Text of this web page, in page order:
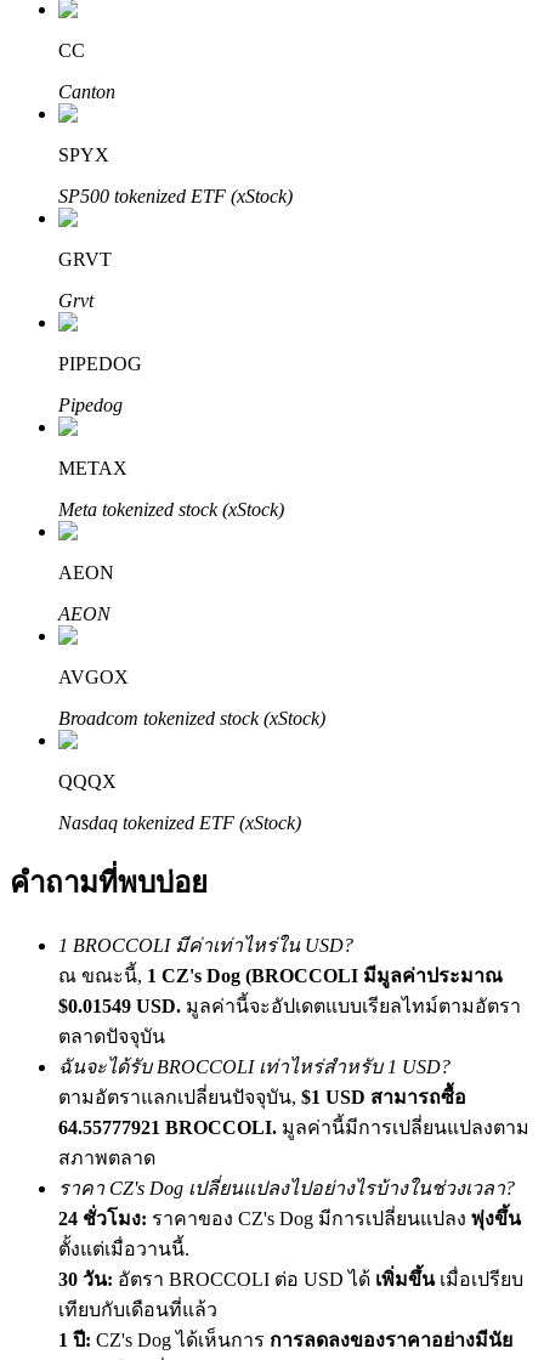
Bitrue
พันธมิตร Bitrue
พันธมิตร Bitrue
มากถึง 65% คอมมิชชั่น!
การแนะนำ
เชิญเพื่อนเพื่อรับรางวัลเงินสด
BTC Welcome Rewards
BTC Welcome Rewards
Deposit & Trade BTC to Share 25000 USDT prize pool!
Deposit CASHCAT & Win
CC
Canton
SPYX
SP500 tokenized ETF (xStock)
GRVT
Grvt
PIPEDOG
Pipedog
METAX
Meta tokenized stock (xStock)
AEON
AEON
AVGOX
Broadcom tokenized stock (xStock)
QQQX
Nasdaq tokenized ETF (xStock)
คำถามที่พบบ่อย
1 BROCCOLI มีค่าเท่าไหร่ใน USD?
ณ ขณะนี้, 1 CZ's Dog (BROCCOLI มีมูลค่าประมาณ
$0.01549 USD. มูลค่านี้จะอัปเดตแบบเรียลไทม์ตามอัตรา
ตลาดปัจจุบัน
ฉันจะได้รับ BROCCOLI เท่าไหร่สำหรับ 1 USD?
ตามอัตราแลกเปลี่ยนปัจจุบัน, $1 USD สามารถซื้อ
64.55777921 BROCCOLI. มูลค่านี้มีการเปลี่ยนแปลงตาม
สภาพตลาด
ราคา CZ's Dog เปลี่ยนแปลงไปอย่างไรบ้างในช่วงเวลา?
24 ชั่วโมง: ราคาของ CZ's Dog มีการเปลี่ยนแปลง พุ่งขึ้น
ตั้งแต่เมื่อวานนี้.
30 วัน: อัตรา BROCCOLI ต่อ USD ได้ เพิ่มขึ้นเมื่อเปรียบ
เทียบกับเดือนที่แล้ว
1 ปี: CZ's Dog ได้เห็นการ การลดลงของราคาอย่างมีนัย